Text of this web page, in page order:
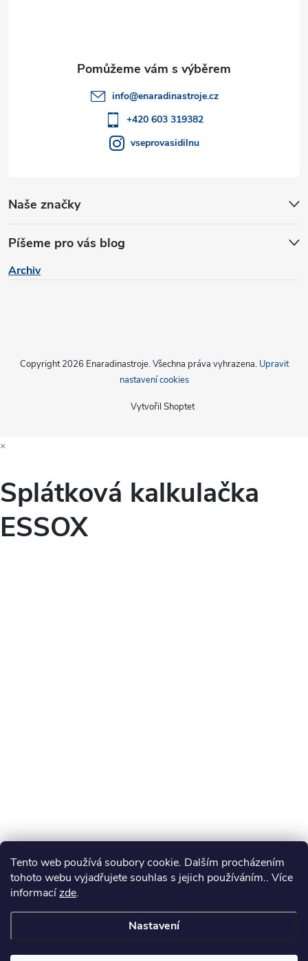
Tento web používá soubory cookie. Dalším procházením
tohoto webu vyjadřujete souhlas s jejich používáním.. Více
informacízde.
Nastavení
Naše značky
Píšeme pro vás blog
Archiv
info@enaradinastroje.cz
+420 603 319382
vseprovasidilnu
Vytvořil Shoptet
Copyright 2026 Enaradinastroje. Všechna práva vyhrazena. Upravit
nastavení cookies
×
Splátková kalkulačka
ESSOX